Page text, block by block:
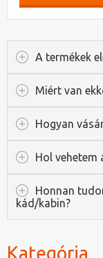
A termékek
Miért van
Hogyan
Hol vehetem
Honnan
kád/kabin?
Kategória